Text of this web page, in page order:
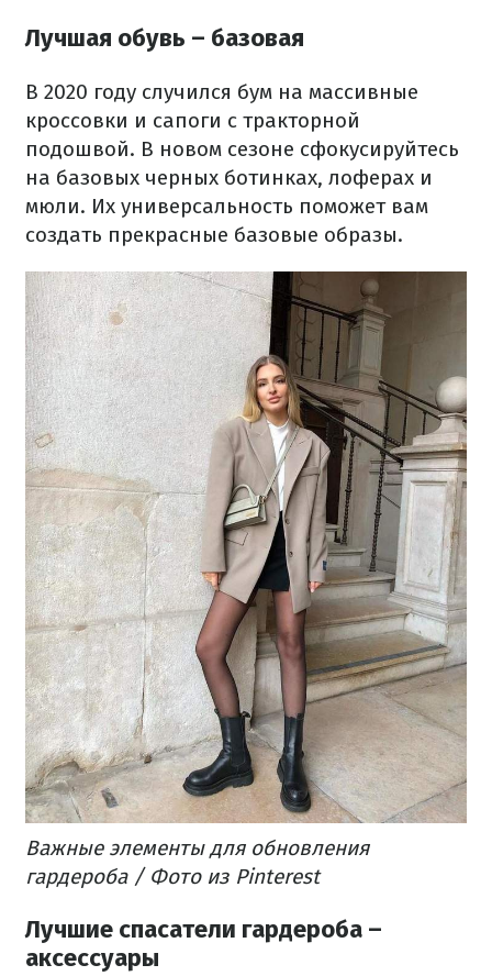
Лучшая обувь – базовая
В 2020 году случился бум на массивные
кроссовки и сапоги с тракторной
подошвой. В новом сезоне сфокусируйтесь
на базовых черных ботинках, лоферах и
мюли. Их универсальность поможет вам
создать прекрасные базовые образы.
Важные элементы для обновления
гардероба / Фото из Pinterest
Лучшие спасатели гардероба –
аксессуары